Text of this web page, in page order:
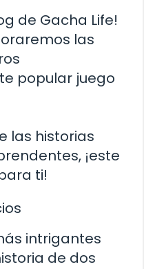
de Gacha Life!
las
popular juego
las historias
¡este
ti!
intrigantes
de dos